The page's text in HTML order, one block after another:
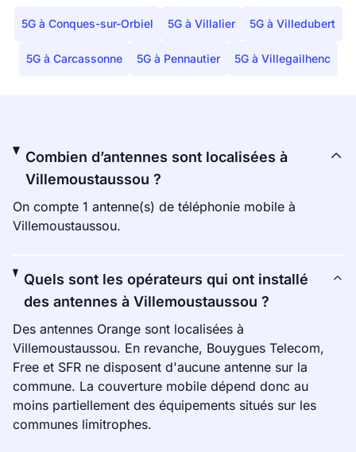
5G à Conques-sur-Orbiel 5G à Villalier 5G à Villedubert
5G à Carcassonne 5G à Pennautier 5G à Villegailhenc
Combien d’antennes sont localisées à
Villemoustaussou ?
On compte 1 antenne(s) de téléphonie mobile à
Villemoustaussou.
Quels sont les opérateurs qui ont installé
des antennes à Villemoustaussou ?
Des antennes Orange sont localisées à
Villemoustaussou. En revanche, Bouygues Telecom,
Free et SFR ne disposent d'aucune antenne sur la
commune. La couverture mobile dépend donc au
moins partiellement des équipements situés sur les
communes limitrophes.